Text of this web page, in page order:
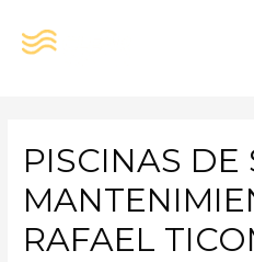
PISCINAS DE
RAFAEL